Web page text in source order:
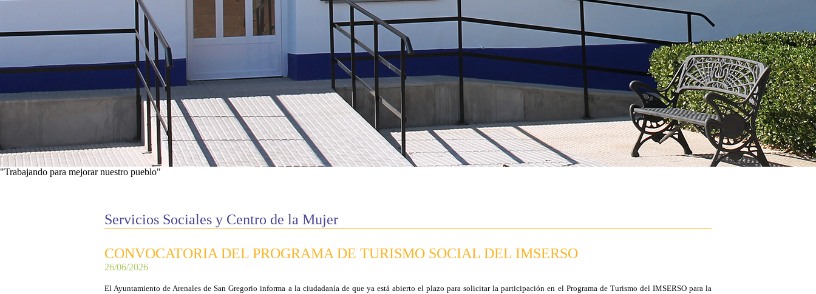
"Trabajando para mejorar nuestro pueblo"
Servicios Sociales y Centro de la Mujer
CONVOCATORIA DEL PROGRAMA DE TURISMO SOCIAL DEL IMSERSO
26/06/2026
El Ayuntamiento de Arenales de San Gregorio informa a la ciudadanía de que ya está abierto el plazo para solicitar la participación en el Programa de Turismo del IMSERSO para la